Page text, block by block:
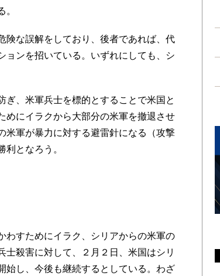
。
な誤解をしており、後者であれば、代
ョンを招いている。いずれにしても、シ
、米軍兵士を標的とすることで米国と
めにイラクから大部分の米軍を撤退させ
米軍が暴力に対する避雷針になる（攻撃
となろう。
すためにイラク、シリアからの米軍の
殺害に対して、２月２日、米国はシリ
始し、今後も継続するとしている。わざ